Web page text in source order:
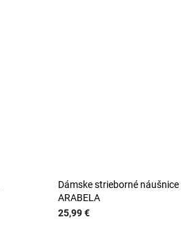
Dámske strieborné náušnice
ARABELA
25,99 €